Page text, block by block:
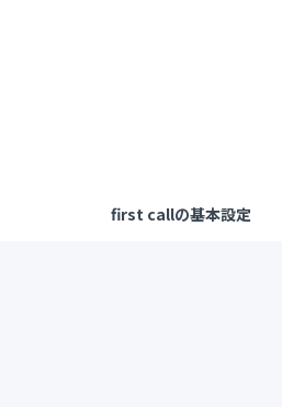
first callの基本設定